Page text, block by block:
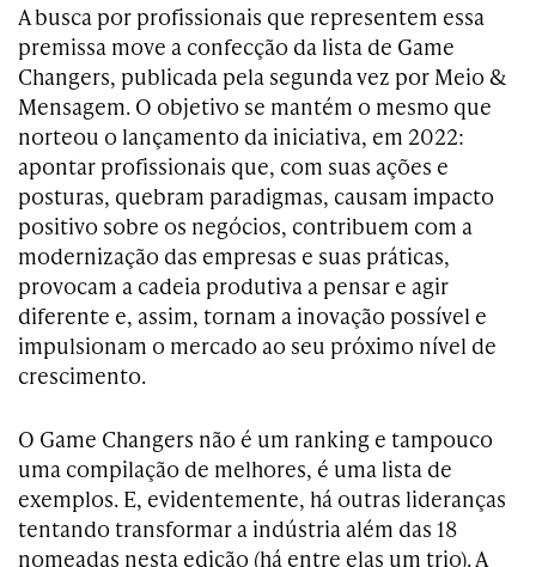
A busca por profissionais que representem essa
premissa move a confecção da lista de Game
Changers, publicada pela segunda vez por Meio &
Mensagem. O objetivo se mantém o mesmo que
norteou o lançamento da iniciativa, em 2022:
apontar profissionais que, com suas ações e
posturas, quebram paradigmas, causam impacto
positivo sobre os negócios, contribuem com a
modernização das empresas e suas práticas,
provocam a cadeia produtiva a pensar e agir
diferente e, assim, tornam a inovação possível e
impulsionam o mercado ao seu próximo nível de
crescimento.
O Game Changers não é um ranking e tampouco
uma compilação de melhores, é uma lista de
exemplos. E, evidentemente, há outras lideranças
tentando transformar a indústria além das 18
nomeadas nesta edição (há entre elas um trio). A